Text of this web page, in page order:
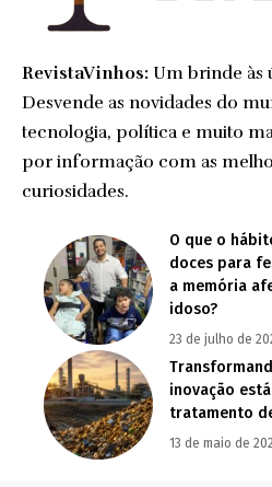
RevistaVinhos: Um brinde às
Desvende as novidades do
tecnologia, política e muito
por informação com as
curiosidades.
O que o
doces para
a memória
idoso?
23 de julho de
inovação
tratamento
13 de maio de